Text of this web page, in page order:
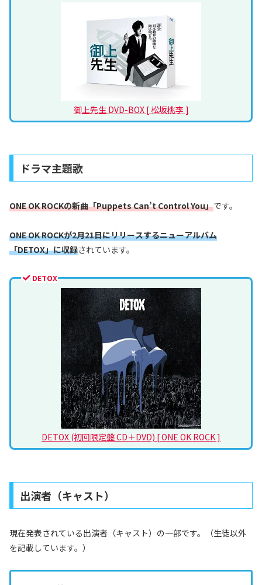
御上先生 DVD-BOX [ 松坂桃李 ]
ドラマ主題歌
ONE OK ROCKの新曲「Puppets Can’t Control You」です。
ONE OK ROCKが2月21日にリリースするニューアルバム
「DETOX」に収録されています。
DETOX
DETOX (初回限定盤 CD＋DVD) [ ONE OK ROCK ]
出演者（キャスト）
現在発表されている出演者（キャスト）の一部です。（生徒以外
を記載しています。）